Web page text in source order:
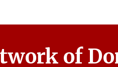
of